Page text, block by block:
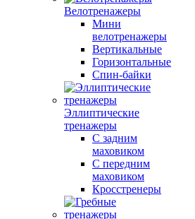
Велотренажеры
Мини
велотренажеры
Вертикальные
Горизонтальные
Спин-байки
Эллиптические
тренажеры
С задним
маховиком
С передним
маховиком
Кросстренеры